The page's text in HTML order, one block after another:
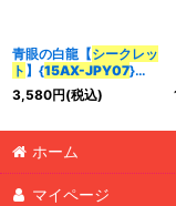
カテゴリ:
青眼の白龍【シークレッ
ト 】{15AX-JPY07}
《モンスター》
3,580円(税込)
ホーム
マイページ